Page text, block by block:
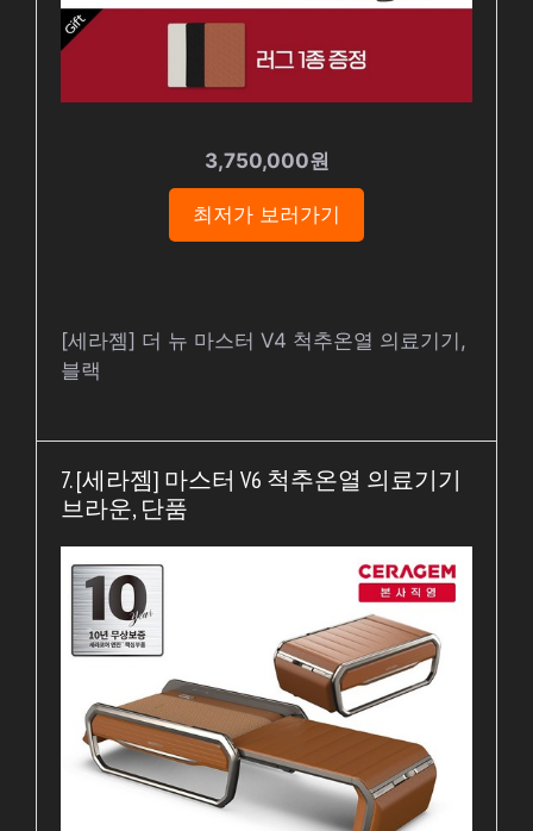
3,750,000원
최저가 보러가기
[세라젬] 더 뉴 마스터 V4 척추온열 의료기기,
블랙
7. [세라젬] 마스터 V6 척추온열 의료기기
브라운, 단품